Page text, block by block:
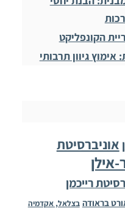
הקונפליקט
גיוון תרבותי
אוניברסיטת
אילן
רייכמן
בראודה בצלאל, אקדמיה